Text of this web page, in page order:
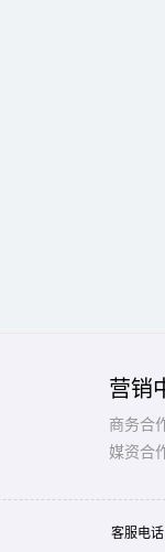
营销
商务合
媒资合
客服电